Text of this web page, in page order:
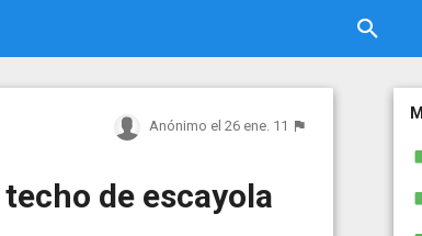
Anónimo el 26 ene. 11
de escayola